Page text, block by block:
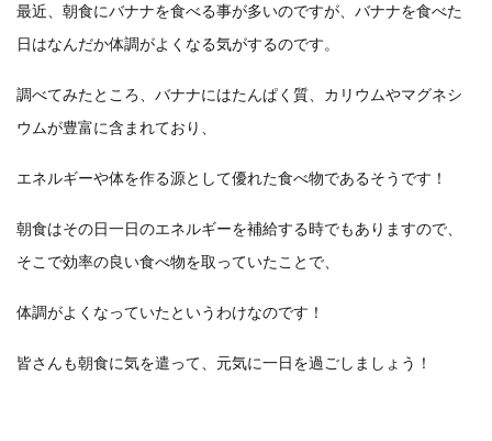
最近、朝食にバナナを食べる事が多いのですが、バナナを食べた
日はなんだか体調がよくなる気がするのです。
調べてみたところ、バナナにはたんぱく質、カリウムやマグネシ
ウムが豊富に含まれており、
エネルギーや体を作る源として優れた食べ物であるそうです！
朝食はその日一日のエネルギーを補給する時でもありますので、
そこで効率の良い食べ物を取っていたことで、
体調がよくなっていたというわけなのです！
皆さんも朝食に気を遣って、元気に一日を過ごしましょう！